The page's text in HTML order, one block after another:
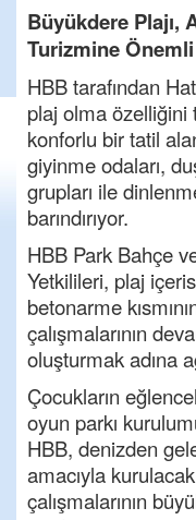
Büyükdere Plajı,
Turizmine
HBB tarafından
plaj olma özelliğini
konforlu bir tatil
giyinme odaları,
grupları ile
barındırıyor.
HBB Park Bahçe
Yetkilileri, plaj
betonarme
çalışmalarının
oluşturmak adına
Çocukların
oyun parkı
HBB, denizden
amacıyla
çalışmalarının